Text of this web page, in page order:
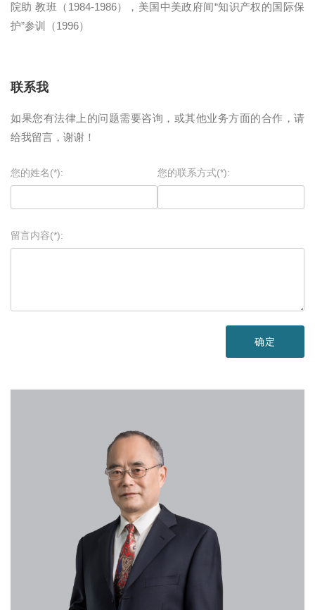
院助 教班（1984-1986），美国中美政府间“知识产权的国际保
护”参训（1996）
联系我
如果您有法律上的问题需要咨询，或其他业务方面的合作，请
给我留言，谢谢！
您的姓名(*): 您的联系方式(*):
留言内容(*):